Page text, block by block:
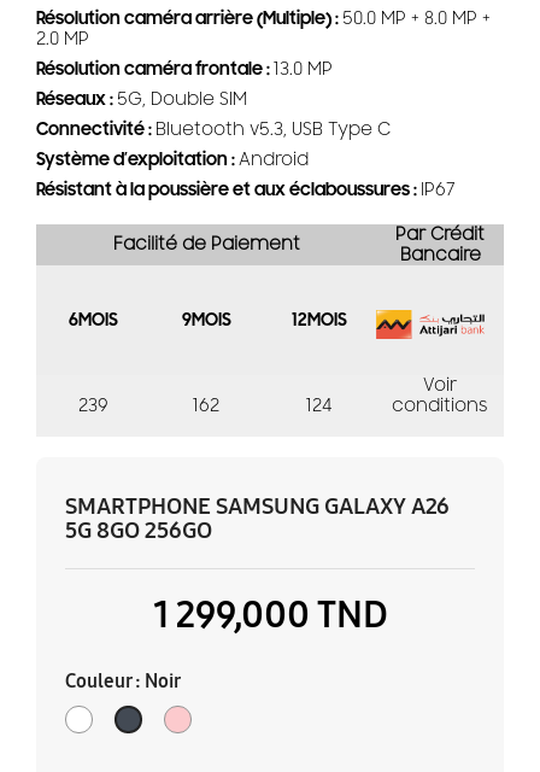
Résolution caméra arrière (Multiple) : 50.0 MP + 8.0 MP +
2.0 MP
Résolution caméra frontale :13.0 MP
Réseaux : 5G, Double SIM
Connectivité : Bluetooth v5.3, USB Type C
Système d’exploitation :Android
Résistant à la poussière et aux éclaboussures : IP67
Facilité de Paiement
Par Crédit
Bancaire
6MOIS 9MOIS 12MOIS
239 162 124
Voir
conditions
SMARTPHONE SAMSUNG GALAXY A26
5G 8GO 256GO
1 299,000 TND
Couleur : Noir
Blanc Noir Rose